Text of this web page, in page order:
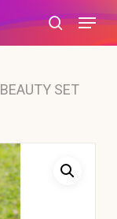
search
Menu
BEAUTY SET